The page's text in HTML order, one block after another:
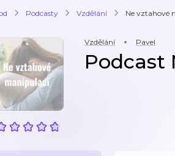
Podcasty Vzdělání Ne vztahové
Vzdělání Pavel
Podcast